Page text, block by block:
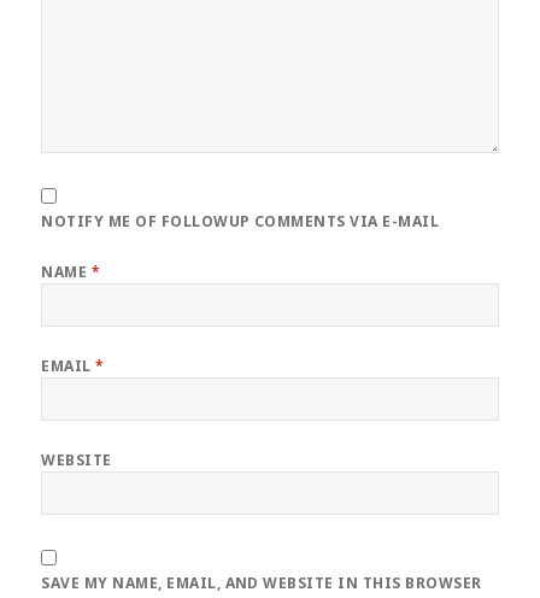
NOTIFY ME OF FOLLOWUP COMMENTS VIA E-MAIL
NAME *
EMAIL*
WEBSITE
SAVE MY NAME, EMAIL, AND WEBSITE IN THIS BROWSER